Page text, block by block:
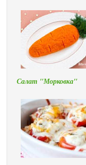
Салат "Морковка"